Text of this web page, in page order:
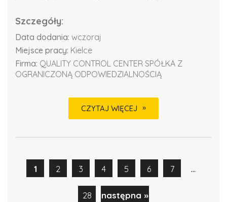
Szczegóły:
Data dodania: wczoraj
Miejsce pracy: Kielce
Firma: QUALITY CONTROL CENTER SPÓŁKA Z
OGRANICZONĄ ODPOWIEDZIALNOŚCIĄ
CZYTAJ WIĘCEJ
1 2 3 4 5 6 7 ...
28 następna »